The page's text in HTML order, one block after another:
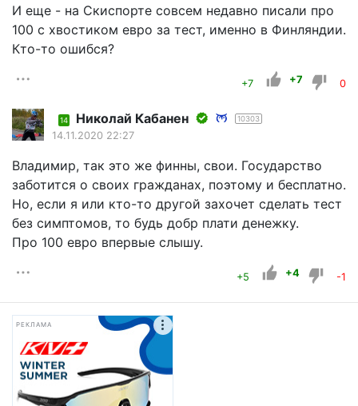
И еще - на Скиспорте совсем недавно писали про
100 с хвостиком евро за тест, именно в Финляндии.
Кто-то ошибся?
+7 +7 0
14 Николай Кабанен 10303
14.11.2020 22:27
Владимир, так это же финны, свои. Государство
заботится о своих гражданах, поэтому и бесплатно.
Но, если я или кто-то другой захочет сделать тест
без симптомов, то будь добр плати денежку.
Про 100 евро впервые слышу.
+5 +4 -1
РЕКЛАМА